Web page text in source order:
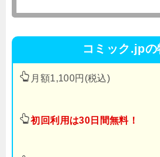
コミック.jpの
月額1,100円(税込)
初回利用は30日間無料！